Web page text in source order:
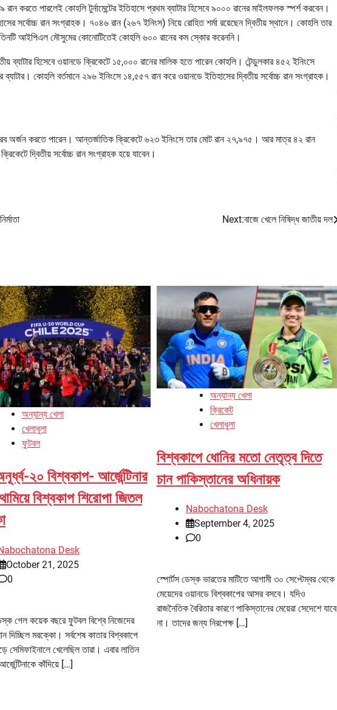
পারলেই কোহলি টুর্নামেন্টের ইতিহাসে প্রথম ব্যাটার হিসেবে ৯০০০ রানের মাইলফলক স্পর্শ করবেন।
সর্বোচ্চ রান সংগ্রাহক। ৭০৪৬ রান (২৬৭ ইনিংস) নিয়ে রোহিত শর্মা রয়েছেন দ্বিতীয় স্থানে। কোহলি তার
আইপিএল মৌসুমের কোনোটিতেই কোহলি ৬০০ রানের কম স্কোর করেননি।
ব্যাটার হিসেবে ওয়ানডে ক্রিকেটে ১৫,০০০ রানের মালিক হতে পারেন কোহলি। টেন্ডুলকার ৪৫২ ইনিংসে
কোহলি বর্তমানে ২৯৬ ইনিংসে ১৪,৫৫৭ রান করে ওয়ানডে ইতিহাসের দ্বিতীয় সর্বোচ্চ রান সংগ্রাহক।
অর্জন করতে পারেন। আন্তর্জাতিক ক্রিকেটে ৬২৩ ইনিংসে তার মোট রান ২৭,৯৭৫। আর মাত্র ৪২ রান
দ্বিতীয় সর্বোচ্চ রান সংগ্রাহক হয়ে যাবেন।
Next:বাজে খেলে নিষিদ্ধ জাতীয় দল
অন্যান্য খেলা
খেলাধুলা
ফুটবল
২০ বিশ্বকাপ- আর্জেন্টিনার
বিশ্বকাপ শিরোপা জিতল
Desk
October 21, 2025
0
গেল কয়েক বছরে ফুটবল বিশ্বে নিজেদের
দিচ্ছিল মরক্কো। সর্বশেষ কাতার বিশ্বকাপে
সেমিফাইনালে খেলেছিল তারা। এবার লাতিন
কাঁদিয়ে […]
অন্যান্য খেলা
ক্রিকেট
খেলাধুলা
বিশ্বকাপে ধোনির মতো নেতৃত্ব দিতে
চান পাকিস্তানের অধিনায়ক
Nabochatona Desk
September 4, 2025
0
স্পোর্টস ডেস্ক ভারতের মাটিতে আগামী ৩০ সেপ্টেম্বর থেকে
মেয়েদের ওয়ানডে বিশ্বকাপের আসর বসবে। যদিও
রাজনৈতিক বৈরিতার কারণে পাকিস্তানের মেয়েরা সেদেশে যাবে
না। তাদের জন্য নিরপেক্ষ […]